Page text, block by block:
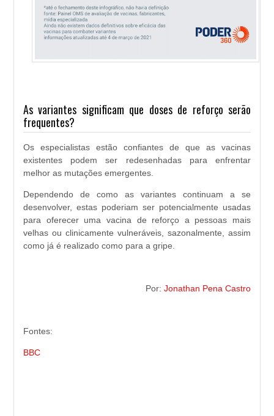
As variantes significam que doses de reforço serão
frequentes?
Os especialistas estão confiantes de que as vacinas
existentes podem ser redesenhadas para enfrentar
melhor as mutações emergentes.
Dependendo de como as variantes continuam a se
desenvolver, estas poderiam ser potencialmente usadas
para oferecer uma vacina de reforço a pessoas mais
velhas ou clinicamente vulneráveis, sazonalmente, assim
como já é realizado como para a gripe.
Por: Jonathan Pena Castro
Fontes:
BBC